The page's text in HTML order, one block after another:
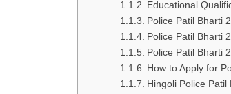
Educational
Police Patil Bharti
Police Patil Bharti
Police Patil Bharti
How to Apply for
Hingoli Police